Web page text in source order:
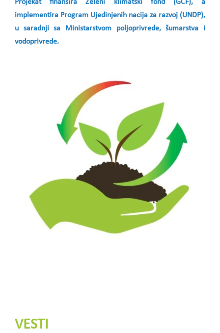
Projekat finansira Zeleni klimatski fond (GCF), a
implementira Program Ujedinjenih nacija za razvoj (UNDP),
u saradnji sa Ministarstvom poljoprivrede, šumarstva i
vodoprivrede.
VESTI